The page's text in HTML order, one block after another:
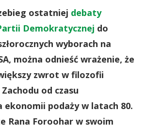
ostatniej debaty
Demokratycznej do
wyborach na
można odnieść wrażenie, że
zwrot w filozofii
od czasu
ekonomii podaży w latach 80.
Rana Foroohar w swoim